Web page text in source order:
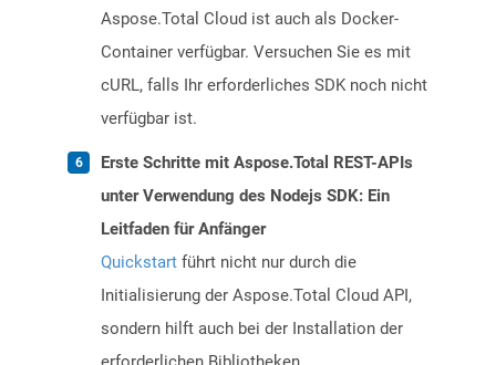
Aspose.Total Cloud ist auch als Docker-
Container verfügbar. Versuchen Sie es mit
cURL, falls Ihr erforderliches SDK noch nicht
verfügbar ist.
Erste Schritte mit Aspose.Total REST-APIs
unter Verwendung des Nodejs SDK: Ein
Leitfaden für Anfänger
Quickstart führt nicht nur durch die
Initialisierung der Aspose.Total Cloud API,
sondern hilft auch bei der Installation der